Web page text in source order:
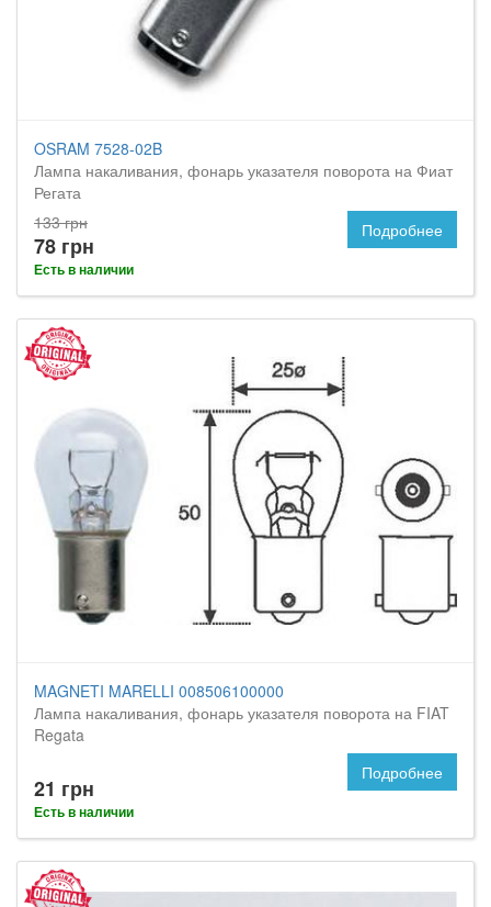
OSRAM 7528-02B
Лампа накаливания, фонарь указателя поворота на Фиат
Регата
133 грн
78 грн
Есть в наличии
Подробнее
MAGNETI MARELLI 008506100000
Лампа накаливания, фонарь указателя поворота на FIAT
Regata
21 грн
Есть в наличии
Подробнее